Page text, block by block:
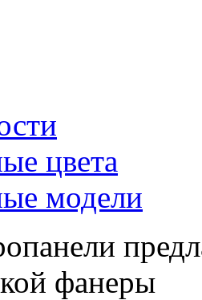
цвета
модели
фанеры